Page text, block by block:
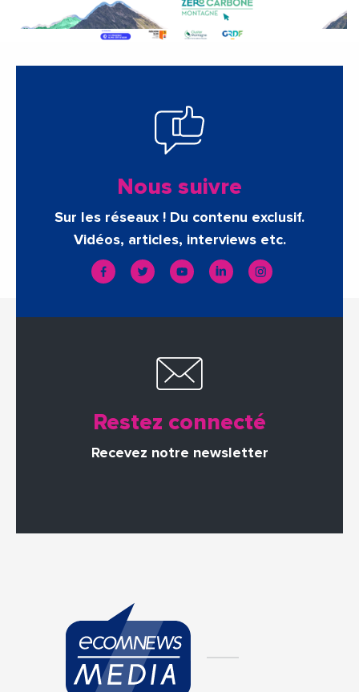
Nous suivre
Sur les réseaux ! Du contenu exclusif.
Vidéos, articles, interviews etc.
Restez connecté
Recevez notre newsletter